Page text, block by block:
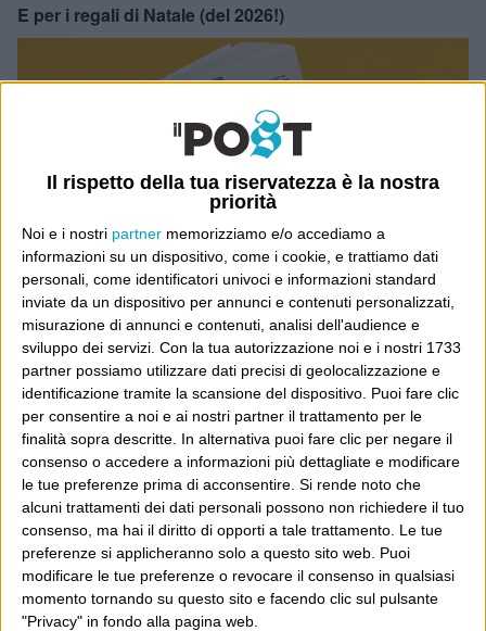
Il rispetto della tua riservatezza è la nostra
priorità
Noi e i nostri partner memorizziamo e/o accediamo a
informazioni su un dispositivo, come i cookie, e trattiamo dati
personali, come identificatori univoci e informazioni standard
inviate da un dispositivo per annunci e contenuti personalizzati,
misurazione di annunci e contenuti, analisi dell'audience e
sviluppo dei servizi. Con la tua autorizzazione noi e i nostri 1733
partner possiamo utilizzare dati precisi di geolocalizzazione e
identificazione tramite la scansione del dispositivo. Puoi fare clic
per consentire a noi e ai nostri partner il trattamento per le
finalità sopra descritte. In alternativa puoi fare clic per negare il
consenso o accedere a informazioni più dettagliate e modificare
le tue preferenze prima di acconsentire. Si rende noto che
alcuni trattamenti dei dati personali possono non richiedere il tuo
consenso, ma hai il diritto di opporti a tale trattamento. Le tue
preferenze si applicheranno solo a questo sito web. Puoi
modificare le tue preferenze o revocare il consenso in qualsiasi
momento tornando su questo sito e facendo clic sul pulsante
"Privacy" in fondo alla pagina web.
E per i regali di Natale (del 2026!)